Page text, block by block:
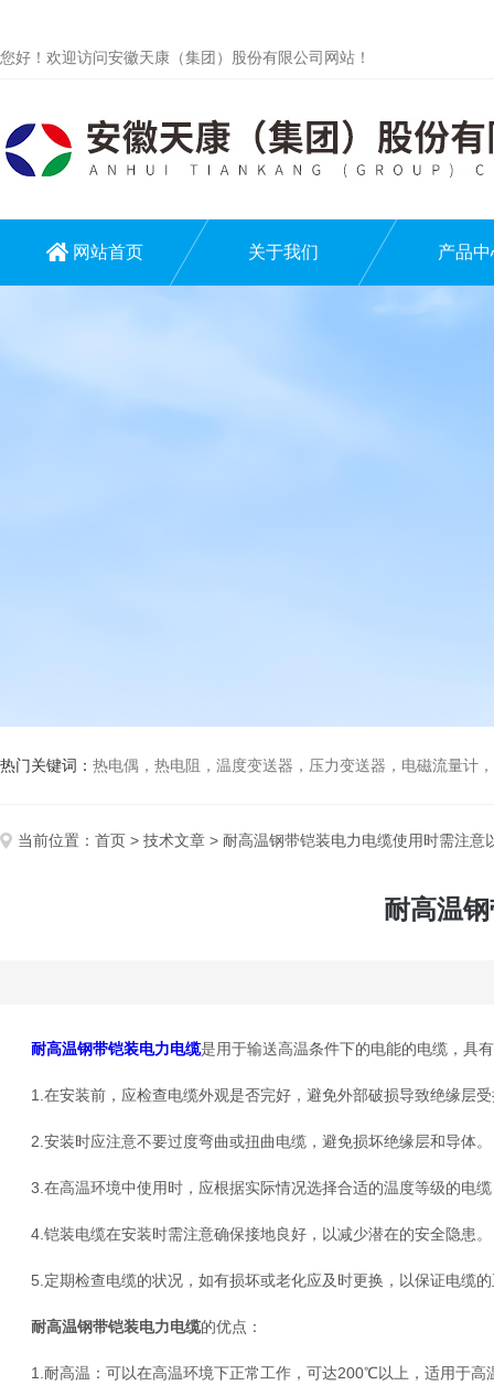
您好！欢迎访问安徽天康（集团）股份有限公司网站！
网站首页 关于我们 产品中
热门关键词： 热电偶，热电阻，温度变送器，压力变送器，电磁流量计，
当前位置： 首页 > 技术文章 > 耐高温钢带铠装电力电缆使用时需注意
耐高温
耐高温钢带铠装电力电缆是用于输送高温条件下的电能的电缆，具
1.在安装前，应检查电缆外观是否完好，避免外部破损导致绝缘层受
2.安装时应注意不要过度弯曲或扭曲电缆，避免损坏绝缘层和导体。
3.在高温环境中使用时，应根据实际情况选择合适的温度等级的电缆
4.铠装电缆在安装时需注意确保接地良好，以减少潜在的安全隐患。
5.定期检查电缆的状况，如有损坏或老化应及时更换，以保证电缆的
耐高温钢带铠装电力电缆的优点：
1.耐高温：可以在高温环境下正常工作，可达200℃以上，适用于高